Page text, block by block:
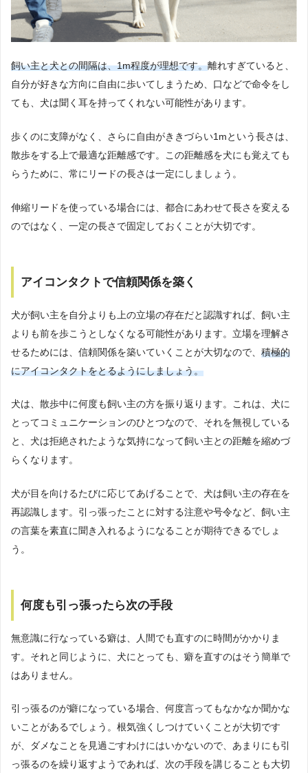
飼い主と犬との間隔は、1m程度が理想です。離れすぎていると、
自分が好きな方向に自由に歩いてしまうため、口などで命令をし
ても、犬は聞く耳を持ってくれない可能性があります。
歩くのに支障がなく、さらに自由がききづらい1mという長さは、
散歩をする上で最適な距離感です。この距離感を犬にも覚えても
らうために、常にリードの長さは一定にしましょう。
伸縮リードを使っている場合には、都合にあわせて長さを変える
のではなく、一定の長さで固定しておくことが大切です。
アイコンタクトで信頼関係を築く
犬が飼い主を自分よりも上の立場の存在だと認識すれば、飼い主
よりも前を歩こうとしなくなる可能性があります。立場を理解さ
せるためには、信頼関係を築いていくことが大切なので、 積極的
にアイコンタクトをとるようにしましょう。
犬は、散歩中に何度も飼い主の方を振り返ります。これは、犬に
とってコミュニケーションのひとつなので、それを無視している
と、犬は拒絶されたような気持になって飼い主との距離を縮めづ
らくなります。
犬が目を向けるたびに応じてあげることで、犬は飼い主の存在を
再認識します。引っ張ったことに対する注意や号令など、飼い主
の言葉を素直に聞き入れるようになることが期待できるでしょ
う。
何度も引っ張ったら次の手段
無意識に行なっている癖は、人間でも直すのに時間がかかりま
す。それと同じように、犬にとっても、癖を直すのはそう簡単で
はありません。
引っ張るのが癖になっている場合、何度言ってもなかなか聞かな
いことがあるでしょう。根気強くしつけていくことが大切です
が、ダメなことを見過ごすわけにはいかないので、あまりにも引
っ張るのを繰り返すようであれば、次の手段を講じることも大切